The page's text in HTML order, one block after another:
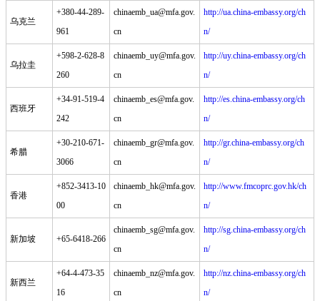
乌克兰
+380-44-289-
961
chinaemb_ua@mfa.gov.
cn
http://ua.china-embassy.org/ch
n/
乌拉圭
+598-2-628-8
260
chinaemb_uy@mfa.gov.
cn
http://uy.china-embassy.org/ch
n/
西班牙
+34-91-519-4
242
chinaemb_es@mfa.gov.
cn
http://es.china-embassy.org/ch
n/
希腊
+30-210-671-
3066
chinaemb_gr@mfa.gov.
cn
http://gr.china-embassy.org/ch
n/
香港
+852-3413-10
00
chinaemb_hk@mfa.gov.
cn
http://www.fmcoprc.gov.hk/ch
n/
新加坡 +65-6418-266
chinaemb_sg@mfa.gov.
cn
http://sg.china-embassy.org/ch
n/
新西兰
+64-4-473-35
16
chinaemb_nz@mfa.gov.
cn
http://nz.china-embassy.org/ch
n/